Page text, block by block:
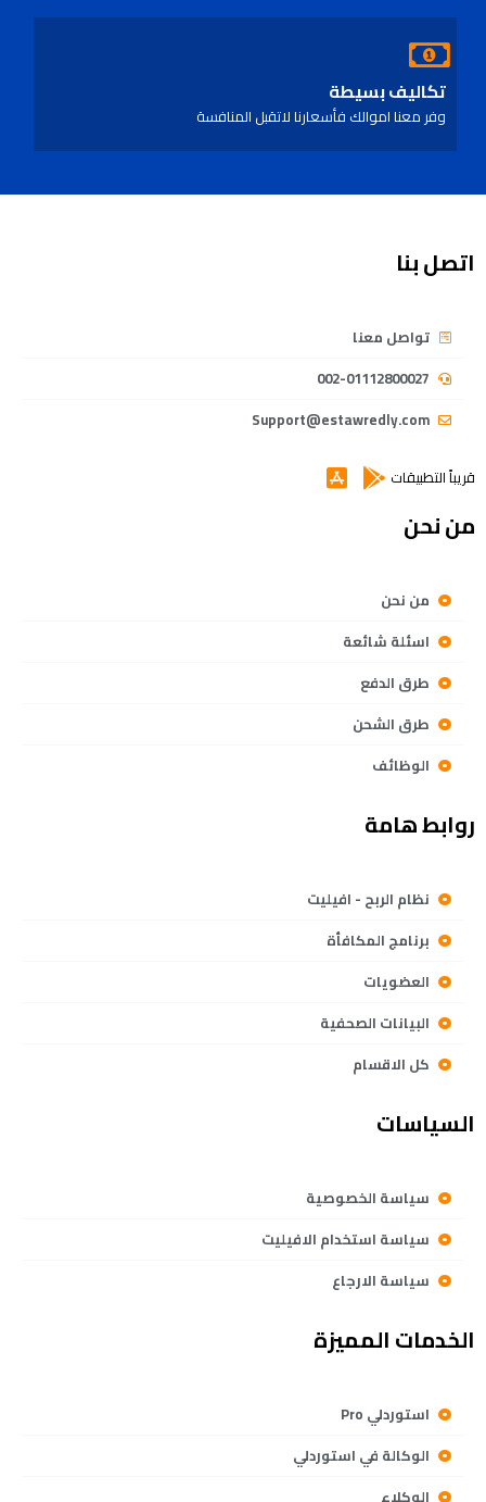
تكاليف بسيطة
وفر معنا اموالك فأسعارنا لاتقبل المنافسة
اتصل بنا
تواصل معنا
002-01112800027
Support@estawredly.com
قريباً التطبيقات
من نحن
من نحن
اسئلة شائعة
طرق الدفع
طرق الشحن
الوظائف
روابط هامة
نظام الربح - افيليت
برنامج المكافأة
العضويات
البيانات الصحفية
كل الاقسام
السياسات
سياسة الخصوصية
سياسة استخدام الافيليت
سياسة الارجاع
الخدمات المميزة
استوردلي Pro
الوكالة في استوردلي